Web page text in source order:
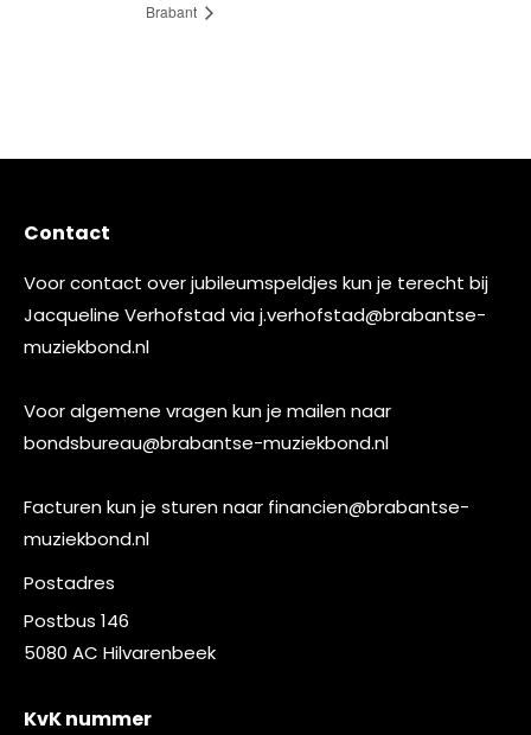
Brabant
Contact
Voor contact over jubileumspeldjes kun je terecht bij
Jacqueline Verhofstad viaj.verhofstad@brabantse-
muziekbond.nl
Voor algemene vragen kun je mailen naar
bondsbureau@brabantse-muziekbond.nl
Facturen kun je sturen naar financien@brabantse-
muziekbond.nl
Postadres
Postbus 146
5080 AC Hilvarenbeek
KvK nummer